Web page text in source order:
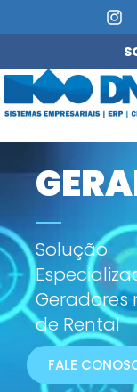
Solução
Geradores
de Rental
FALE